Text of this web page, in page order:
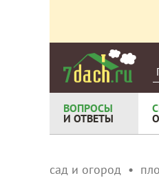
ВОПРОСЫ
И ОТВЕТЫ
сад и огород